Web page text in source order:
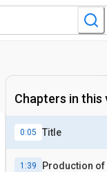
Chapters in this
0:05 Title
1:39 Production of